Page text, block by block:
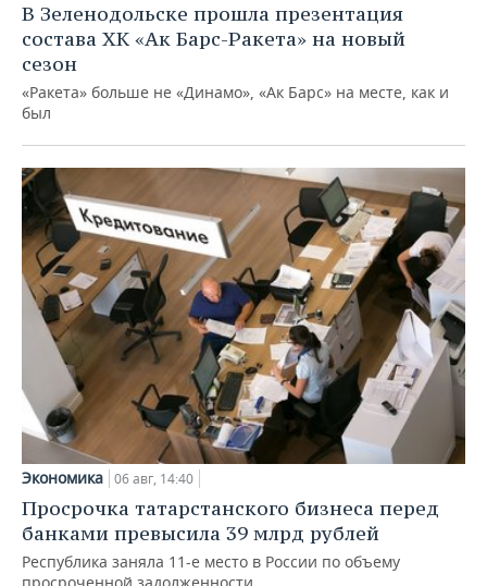
В Зеленодольске прошла презентация
состава ХК «Ак Барс-Ракета» на новый
сезон
«Ракета» больше не «Динамо», «Ак Барс» на месте, как и
был
Экономика 06 авг, 14:40
Просрочка татарстанского бизнеса перед
банками превысила 39 млрд рублей
Республика заняла 11-е место в России по объему
просроченной задолженности